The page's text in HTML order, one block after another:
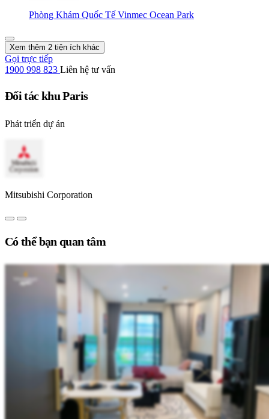
Phòng Khám Quốc Tế Vinmec Ocean Park
Xem thêm 2 tiện ích khác
Gọi trực tiếp
1900 998 823 Liên hệ tư vấn
Đối tác khu Paris
Phát triển dự án
Mitsubishi Corporation
Có thể bạn quan tâm